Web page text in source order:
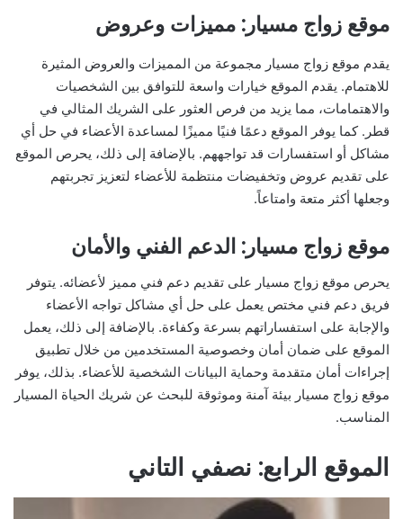
موقع زواج مسيار: مميزات وعروض
يقدم موقع زواج مسيار مجموعة من المميزات والعروض المثيرة
للاهتمام. يقدم الموقع خيارات واسعة للتوافق بين الشخصيات
والاهتمامات، مما يزيد من فرص العثور على الشريك المثالي في
قطر. كما يوفر الموقع دعمًا فنيًا مميزًا لمساعدة الأعضاء في حل أي
مشاكل أو استفسارات قد تواجههم. بالإضافة إلى ذلك، يحرص الموقع
على تقديم عروض وتخفيضات منتظمة للأعضاء لتعزيز تجربتهم
وجعلها أكثر متعة وامتاعاً.
موقع زواج مسيار: الدعم الفني والأمان
يحرص موقع زواج مسيار على تقديم دعم فني مميز لأعضائه. يتوفر
فريق دعم فني مختص يعمل على حل أي مشاكل تواجه الأعضاء
والإجابة على استفساراتهم بسرعة وكفاءة. بالإضافة إلى ذلك، يعمل
الموقع على ضمان أمان وخصوصية المستخدمين من خلال تطبيق
إجراءات أمان متقدمة وحماية البيانات الشخصية للأعضاء. بذلك، يوفر
موقع زواج مسيار بيئة آمنة وموثوقة للبحث عن شريك الحياة المسيار
المناسب.
الموقع الرابع: نصفي التاني